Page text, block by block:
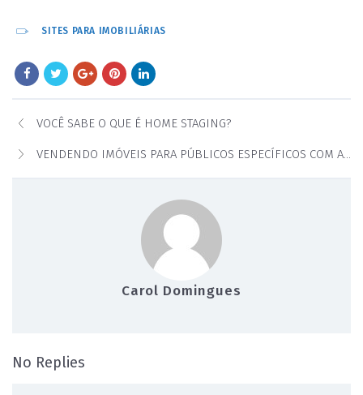
SITES PARA IMOBILIÁRIAS
VOCÊ SABE O QUE É HOME STAGING?
VENDENDO IMÓVEIS PARA PÚBLICOS ESPECÍFICOS COM A TÉCNICA DE MICRO AUDIÊNCIA NO MERCADO IMOBILIÁRIO
Carol Domingues
No Replies